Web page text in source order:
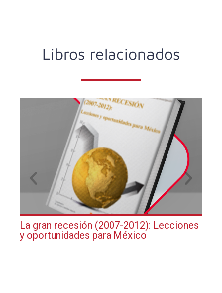
Libros relacionados
La gran recesión (2007-2012): Lecciones
y oportunidades para México